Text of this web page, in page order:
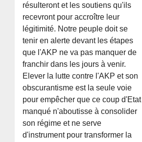
résulteront et les soutiens qu'ils
recevront pour accroître leur
légitimité. Notre peuple doit se
tenir en alerte devant les étapes
que l'AKP ne va pas manquer de
franchir dans les jours à venir.
Elever la lutte contre l'AKP et son
obscurantisme est la seule voie
pour empêcher que ce coup d'Etat
manqué n'aboutisse à consolider
son régime et ne serve
d'instrument pour transformer la